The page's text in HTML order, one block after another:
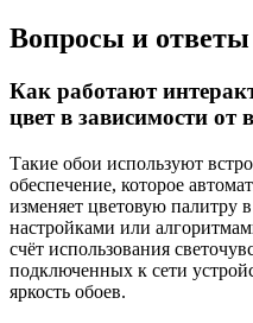
Вопросы и ответы
Как работают
цвет в зависимости от
Такие обои используют
обеспечение, которое
изменяет цветовую палитру
настройками или
счёт использования
подключенных к сети
яркость обоев.